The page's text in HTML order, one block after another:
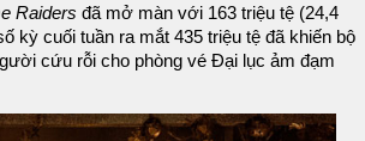
Raiders đã mở màn với 163 triệu tệ (24,4
kỳ cuối tuần ra mắt 435 triệu tệ đã khiến bộ
cứu rỗi cho phòng vé Đại lục ảm đạm